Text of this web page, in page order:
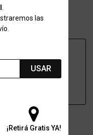
las
USAR
¡Retirá Gratis YA!